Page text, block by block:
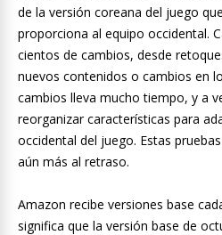
de la versión coreana del juego
proporciona al equipo occidental.
cientos de cambios, desde
nuevos contenidos o cambios en
cambios lleva mucho tiempo, y a
reorganizar características para
occidental del juego. Estas
aún más al retraso.
Amazon recibe versiones base
significa que la versión base de